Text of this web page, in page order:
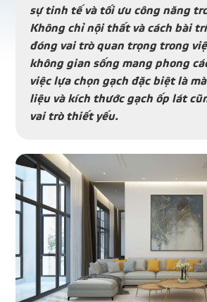
sự tinh tế và tối ưu công năng
Không chỉ nội thất và cách bài
đóng vai trò quan trọng trong
không gian sống mang phong
việc lựa chọn gạch đặc biệt là
liệu và kích thước gạch ốp lát
vai trò thiết yếu.